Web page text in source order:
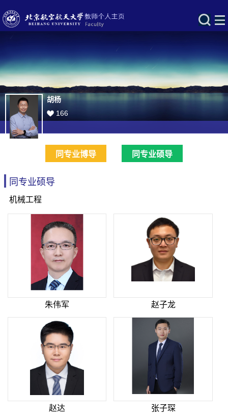
胡杨
166
同专业博导 同专业硕导
同专业硕导
机械工程
朱伟军 赵子龙
赵达 张子琛